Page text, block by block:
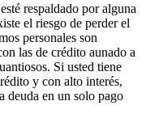
respaldado por alguna
el riesgo de perder el
personales son
las de crédito aunado a
Si usted tiene
y con alto interés,
deuda en un solo pago